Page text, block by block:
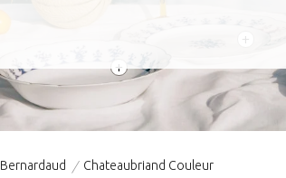
+
+
Bernardaud / Chateaubriand Couleur